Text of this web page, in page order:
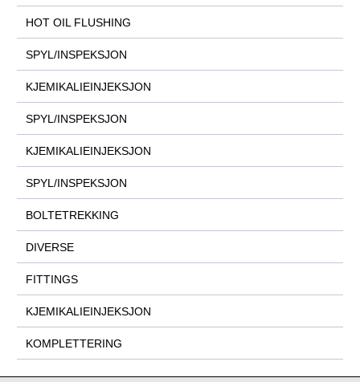
HOT OIL FLUSHING
SPYL/INSPEKSJON
KJEMIKALIEINJEKSJON
SPYL/INSPEKSJON
KJEMIKALIEINJEKSJON
SPYL/INSPEKSJON
BOLTETREKKING
DIVERSE
FITTINGS
KJEMIKALIEINJEKSJON
KOMPLETTERING